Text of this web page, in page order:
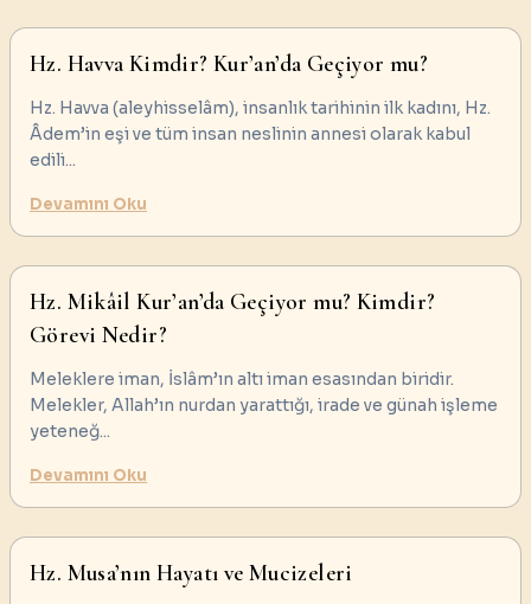
Hz. Havva Kimdir? Kur’an’da Geçiyor mu?
Hz. Havva (aleyhisselâm), insanlık tarihinin ilk kadını, Hz.
Âdem’in eşi ve tüm insan neslinin annesi olarak kabul
edili...
Devamını Oku
Hz. Mikâil Kur’an’da Geçiyor mu? Kimdir?
Görevi Nedir?
Meleklere iman, İslâm’ın altı iman esasından biridir.
Melekler, Allah’ın nurdan yarattığı, irade ve günah işleme
yeteneğ...
Devamını Oku
Hz. Musa’nın Hayatı ve Mucizeleri